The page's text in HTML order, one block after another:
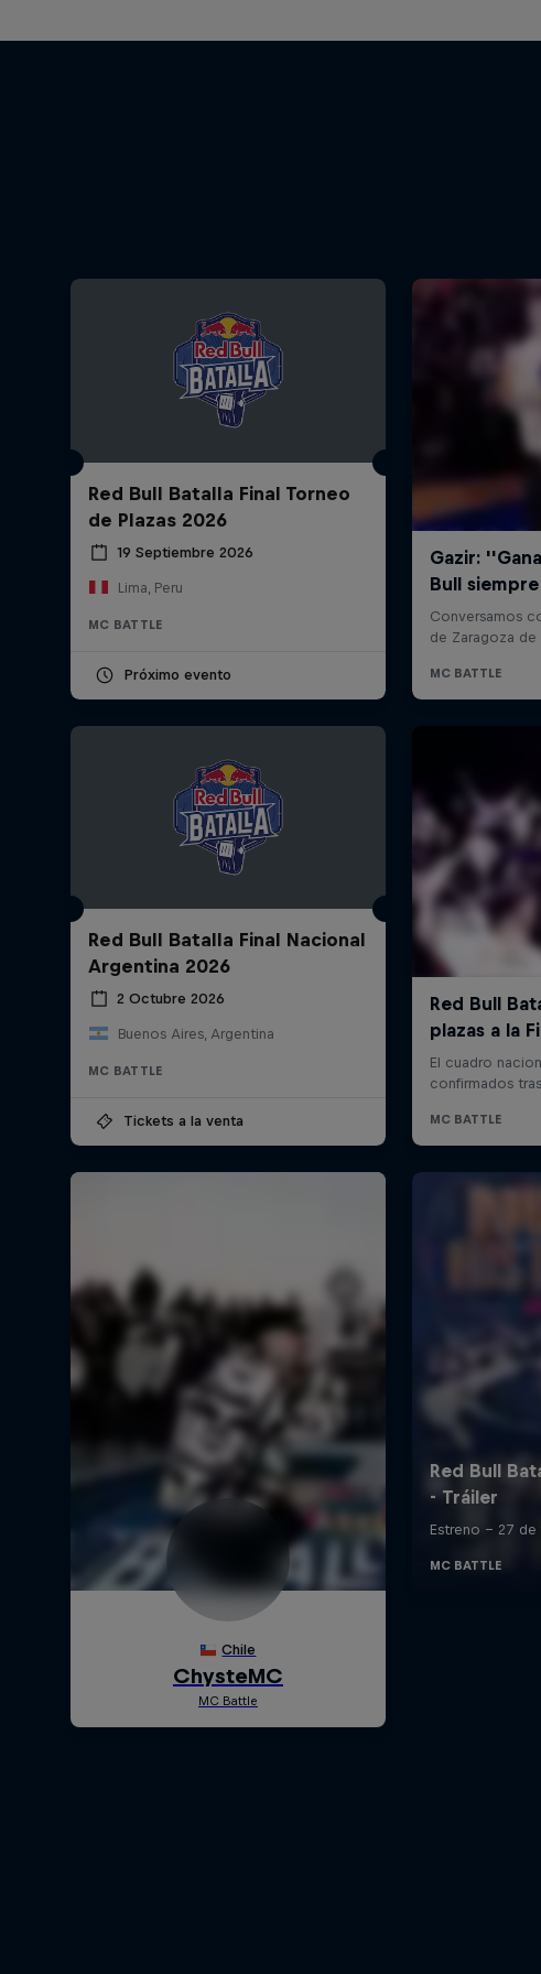
Red Bull Batalla Final Torneo
de Plazas 2026
19 Septiembre 2026
Lima, Peru
MC BATTLE
Próximo evento
Red Bull Batalla Final Nacional
Argentina 2026
2 Octubre 2026
Buenos Aires, Argentina
MC BATTLE
Tickets a la venta